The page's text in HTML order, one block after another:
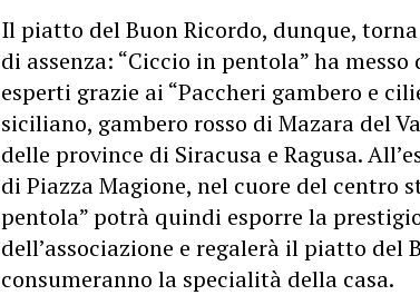
Il piatto del Buon Ricordo, dunque,
di assenza: “Ciccio in pentola” ha
esperti grazie ai “Paccheri gambero e
siciliano, gambero rosso di Mazara del
delle province di Siracusa e Ragusa.
di Piazza Magione, nel cuore del centro
pentola” potrà quindi esporre la
dell’associazione e regalerà il piatto del
consumeranno la specialità della casa.